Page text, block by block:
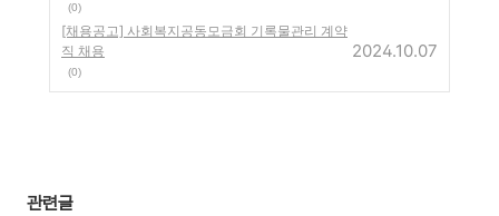
(0)
[채용공고] 사회복지공동모금회 기록물관리 계약
직 채용
(0)
2024.10.07
관련글